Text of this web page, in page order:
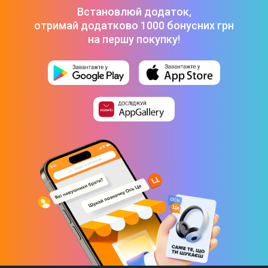
Встановлюй додаток,
отримай додатково 1000 бонусних грн
на першу покупку!